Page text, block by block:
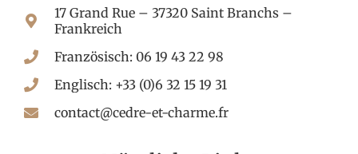
17 Grand Rue – 37320 Saint Branchs –
Frankreich
Französisch: 06 19 43 22 98
Englisch: +33 (0)6 32 15 19 31
contact@cedre-et-charme.fr